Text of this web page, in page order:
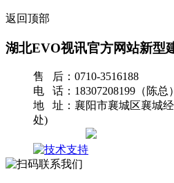
返回顶部
湖北EVO视讯官方网站新型
售 后：0710-3516188
电 话：18307208199（陈总）
地 址：襄阳市襄城区襄城
处)